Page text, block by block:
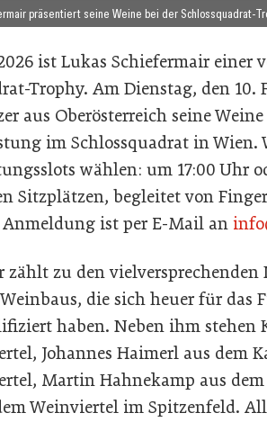
präsentiert seine Weine bei der Schlossquadrat-
ist Lukas Schiefermair einer
Trophy. Am Dienstag, den 10.
aus Oberösterreich seine
im Schlossquadrat in Wien.
wählen: um 17:00 Uhr
Sitzplätzen, begleitet von
Anmeldung ist per E-Mail an
zählt zu den vielversprechenden
die sich heuer für das
haben. Neben ihm stehen
Johannes Haimerl aus dem
Martin Hahnekamp aus
Weinviertel im Spitzenfeld.